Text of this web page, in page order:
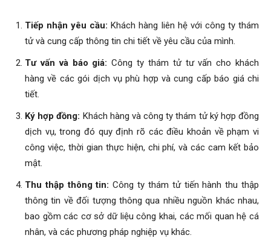
Tiếp nhận yêu cầu: Khách hàng liên hệ với công ty thám
tử và cung cấp thông tin chi tiết về yêu cầu của mình.
Tư vấn và báo giá: Công ty thám tử tư vấn cho khách
hàng về các gói dịch vụ phù hợp và cung cấp báo giá chi
tiết.
Ký hợp đồng: Khách hàng và công ty thám tử ký hợp đồng
dịch vụ, trong đó quy định rõ các điều khoản về phạm vi
công việc, thời gian thực hiện, chi phí, và các cam kết bảo
mật.
Thu thập thông tin: Công ty thám tử tiến hành thu thập
thông tin về đối tượng thông qua nhiều nguồn khác nhau,
bao gồm các cơ sở dữ liệu công khai, các mối quan hệ cá
nhân, và các phương pháp nghiệp vụ khác.